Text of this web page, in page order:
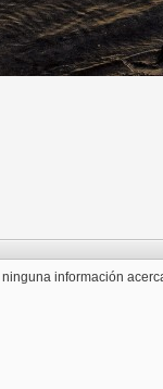
información